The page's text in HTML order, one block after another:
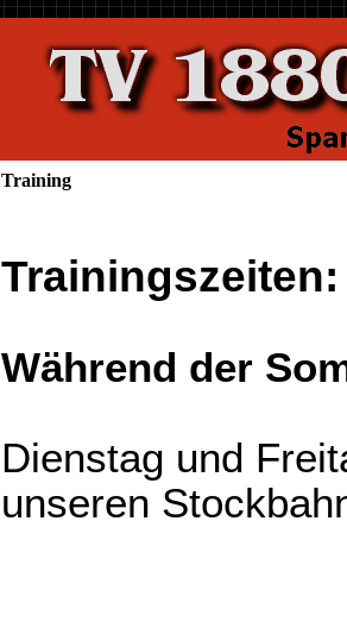
Training
Trainingszeiten:
Während der
Dienstag und
unseren